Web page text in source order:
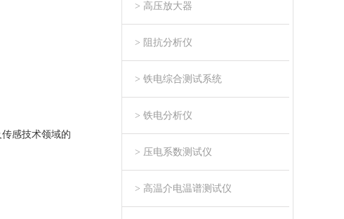
感技术领域的
> 高压放大器
> 阻抗分析仪
> 铁电综合测试系统
> 铁电分析仪
> 压电系数测试仪
> 高温介电温谱测试仪